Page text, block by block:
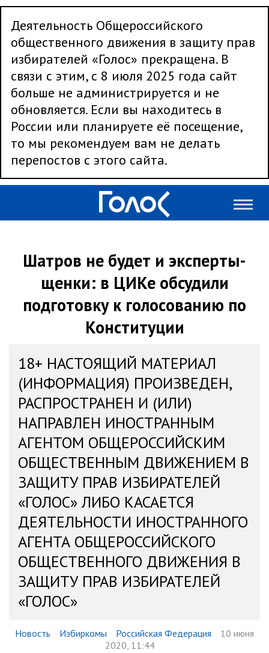
Деятельность Общероссийского
общественного движения в защиту прав
избирателей «Голос» прекращена. В
связи с этим, с 8 июля 2025 года сайт
больше не администрируется и не
обновляется. Если вы находитесь в
России или планируете её посещение,
то мы рекомендуем вам не делать
перепостов с этого сайта.
Шатров не будет и эксперты-
щенки: в ЦИКе обсудили
подготовку к голосованию по
Конституции
18+ НАСТОЯЩИЙ МАТЕРИАЛ
(ИНФОРМАЦИЯ) ПРОИЗВЕДЕН,
РАСПРОСТРАНЕН И (ИЛИ)
НАПРАВЛЕН ИНОСТРАННЫМ
АГЕНТОМ ОБЩЕРОССИЙСКИМ
ОБЩЕСТВЕННЫМ ДВИЖЕНИЕМ В
ЗАЩИТУ ПРАВ ИЗБИРАТЕЛЕЙ
«ГОЛОС» ЛИБО КАСАЕТСЯ
ДЕЯТЕЛЬНОСТИ ИНОСТРАННОГО
АГЕНТА ОБЩЕРОССИЙСКОГО
ОБЩЕСТВЕННОГО ДВИЖЕНИЯ В
ЗАЩИТУ ПРАВ ИЗБИРАТЕЛЕЙ
«ГОЛОС»
Новость Избиркомы Российская Федерация
10 июня
2020, 11:44